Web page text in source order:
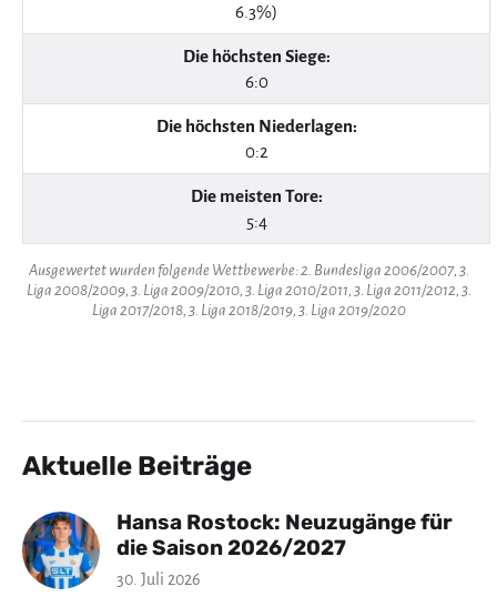
6.3%)
Die höchsten Siege:
6:0
Die höchsten Niederlagen:
0:2
Die meisten Tore:
5:4
Ausgewertet wurden folgende Wettbewerbe: 2. Bundesliga 2006/2007, 3.
Liga 2008/2009, 3. Liga 2009/2010, 3. Liga 2010/2011, 3. Liga 2011/2012, 3.
Liga 2017/2018, 3. Liga 2018/2019, 3. Liga 2019/2020
Aktuelle Beiträge
Hansa Rostock: Neuzugänge für
die Saison 2026/2027
30. Juli 2026